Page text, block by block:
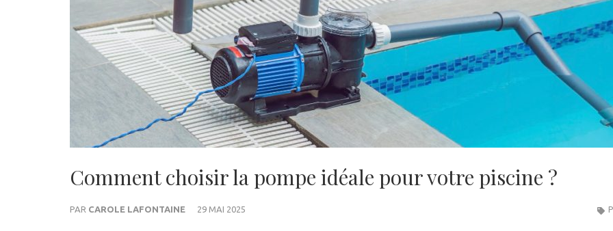
Comment choisir la pompe idéale pour votre piscine ?
PAR CAROLE LAFONTAINE 29 MAI 2025